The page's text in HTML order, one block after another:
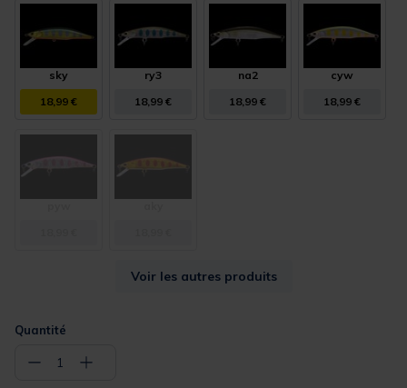
sky
18,99 €
ry3
18,99 €
na2
18,99 €
cyw
18,99 €
Voir les autres produits
Quantité
− 1 +